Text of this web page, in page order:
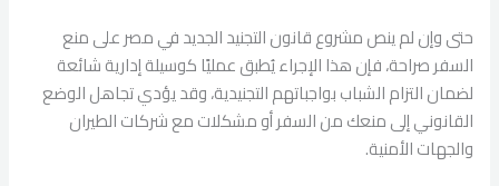
حتى وإن لم ينص مشروع قانون التجنيد الجديد في مصر على منع
السفر صراحة، فإن هذا الإجراء يُطبق عمليًا كوسيلة إدارية شائعة
لضمان التزام الشباب بواجباتهم التجنيدية، وقد يؤدي تجاهل الوضع
القانوني إلى منعك من السفر أو مشكلات مع شركات الطيران
والجهات الأمنية.